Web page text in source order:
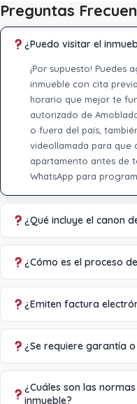
Preguntas
¿Puedo visitar el
¡Por supuesto! Puedes
inmueble con cita
horario que mejor te
autorizado de
o fuera del país,
videollamada para que
apartamento antes de
WhatsApp para
¿Qué incluye el canon
¿Cómo es el proceso
¿Emiten factura
¿Se requiere garantía
¿Cuáles son las
inmueble?